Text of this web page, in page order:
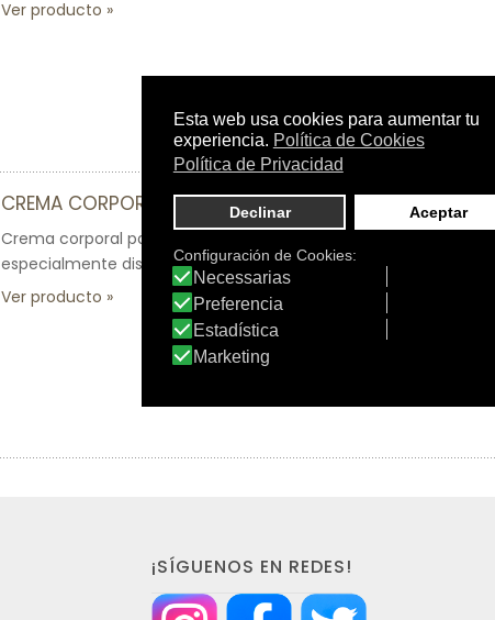
Ver producto
CREMA CORPORAL TRATAMIENTO COSMÉTICO ESTRÍAS
Crema corporal para estrías, sedosa y suave, de fácil
especialmente diseñada para elasticizar, tonificar y reafirmar
Ver producto
¡SÍGUENOS EN REDES!